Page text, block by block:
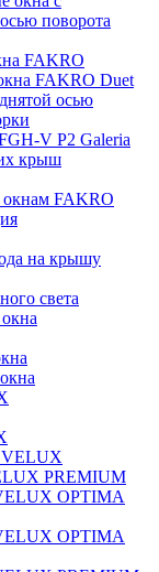
поворота
FAKRO
FAKRO Duet
осью
V P2 Galeria
крыш
окнам FAKRO
на крышу
света
PREMIUM
OPTIMA
OPTIMA